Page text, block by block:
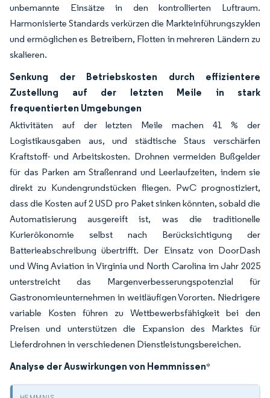
unbemannte Einsätze in den kontrollierten Luftraum.
Harmonisierte Standards verkürzen die Markteinführungszyklen
und ermöglichen es Betreibern, Flotten in mehreren Ländern zu
skalieren.
Senkung der Betriebskosten durch effizientere
Zustellung auf der letzten Meile in stark
frequentierten Umgebungen
Aktivitäten auf der letzten Meile machen 41 % der
Logistikausgaben aus, und städtische Staus verschärfen
Kraftstoff- und Arbeitskosten. Drohnen vermeiden Bußgelder
für das Parken am Straßenrand und Leerlaufzeiten, indem sie
direkt zu Kundengrundstücken fliegen. PwC prognostiziert,
dass die Kosten auf 2 USD pro Paket sinken könnten, sobald die
Automatisierung ausgereift ist, was die traditionelle
Kurierökonomie selbst nach Berücksichtigung der
Batterieabschreibung übertrifft. Der Einsatz von DoorDash
und Wing Aviation in Virginia und North Carolina im Jahr 2025
unterstreicht das Margenverbesserungspotenzial für
Gastronomieunternehmen in weitläufigen Vororten. Niedrigere
variable Kosten führen zu Wettbewerbsfähigkeit bei den
Preisen und unterstützen die Expansion des Marktes für
Lieferdrohnen in verschiedenen Dienstleistungsbereichen.
Analyse der Auswirkungen von Hemmnissen*